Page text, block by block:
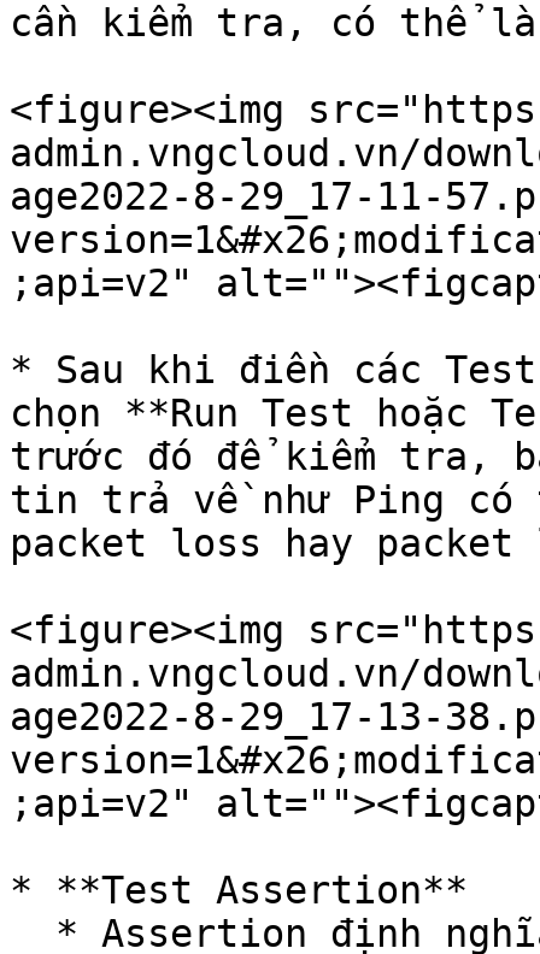
cần kiểm tra, có thể
<figure><img
admin.vngcloud.vn/
age2022-8-29_17-11-
;api=v2"
* Sau khi điền các
chọn **Run Test hoặc
trước đó để kiểm tra,
tin trả về như Ping có
packet loss hay packet
<figure><img
admin.vngcloud.vn/
age2022-8-29_17-13-
;api=v2"
* **Test Assertion**